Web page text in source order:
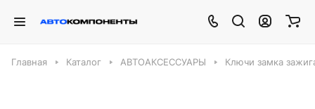
Главная Каталог АВТОАКСЕССУАРЫ Ключи замка